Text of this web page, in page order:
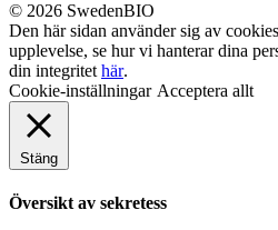
© 2026 SwedenBIO
Den här sidan använder sig av
upplevelse, se hur vi hanterar dina
din integritet här.
Cookie-inställningar Acceptera allt
Stäng
Översikt av sekretess